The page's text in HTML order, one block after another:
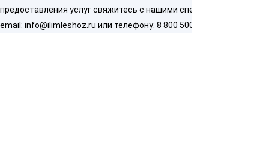
предоставления услуг свяжитесь с нашими специалистами по
email: info@ilimleshoz.ru или телефону: 8 800 500 5437